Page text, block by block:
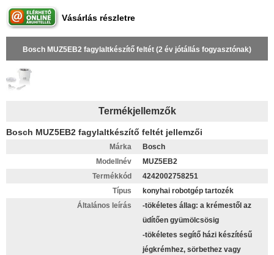
Vásárlás részletre
Bosch MUZ5EB2 fagylaltkészítő feltét (2 év jótállás fogyasztónak)
Termékjellemzők
Bosch MUZ5EB2 fagylaltkészítő feltét jellemzői
Márka
Bosch
Modellnév
MUZ5EB2
Termékkód
4242002758251
Típus
konyhai robotgép tartozék
Általános leírás
-tökéletes állag: a krémestől az
üdítően gyümölcsösig
-tökéletes segítő házi készítésű
jégkrémhez, sörbethez vagy